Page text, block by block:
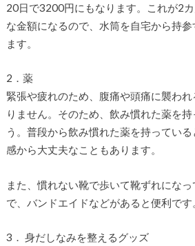
20日で3200円にもなります。これが2
な金額になるので、水筒を自宅から持参
ます。
2．薬
緊張や疲れのため、腹痛や頭痛に襲わ
りません。そのため、飲み慣れた薬を
う。普段から飲み慣れた薬を持ってい
感から大丈夫なこともあります。
また、慣れない靴で歩いて靴ずれにな
で、バンドエイドなどがあると便利です
3． 身だしなみを整えるグッズ